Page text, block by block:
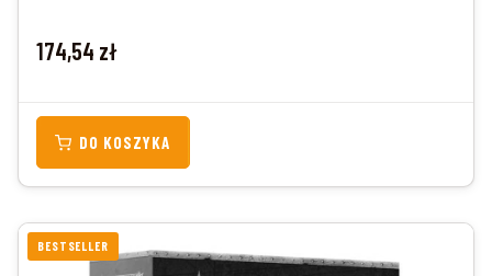
Cena
174,54 zł
DO KOSZYKA
BESTSELLER